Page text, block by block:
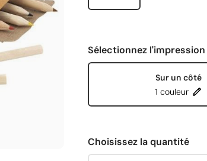
Sélectionnez l'impression
Sur un côté
1 couleur
Choisissez la quantité